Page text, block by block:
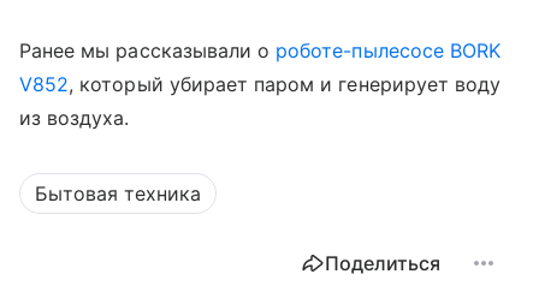
Ранее мы рассказывали о роботе-пылесосе BORK
V852, который убирает паром и генерирует воду
из воздуха.
Бытовая техника
Поделиться